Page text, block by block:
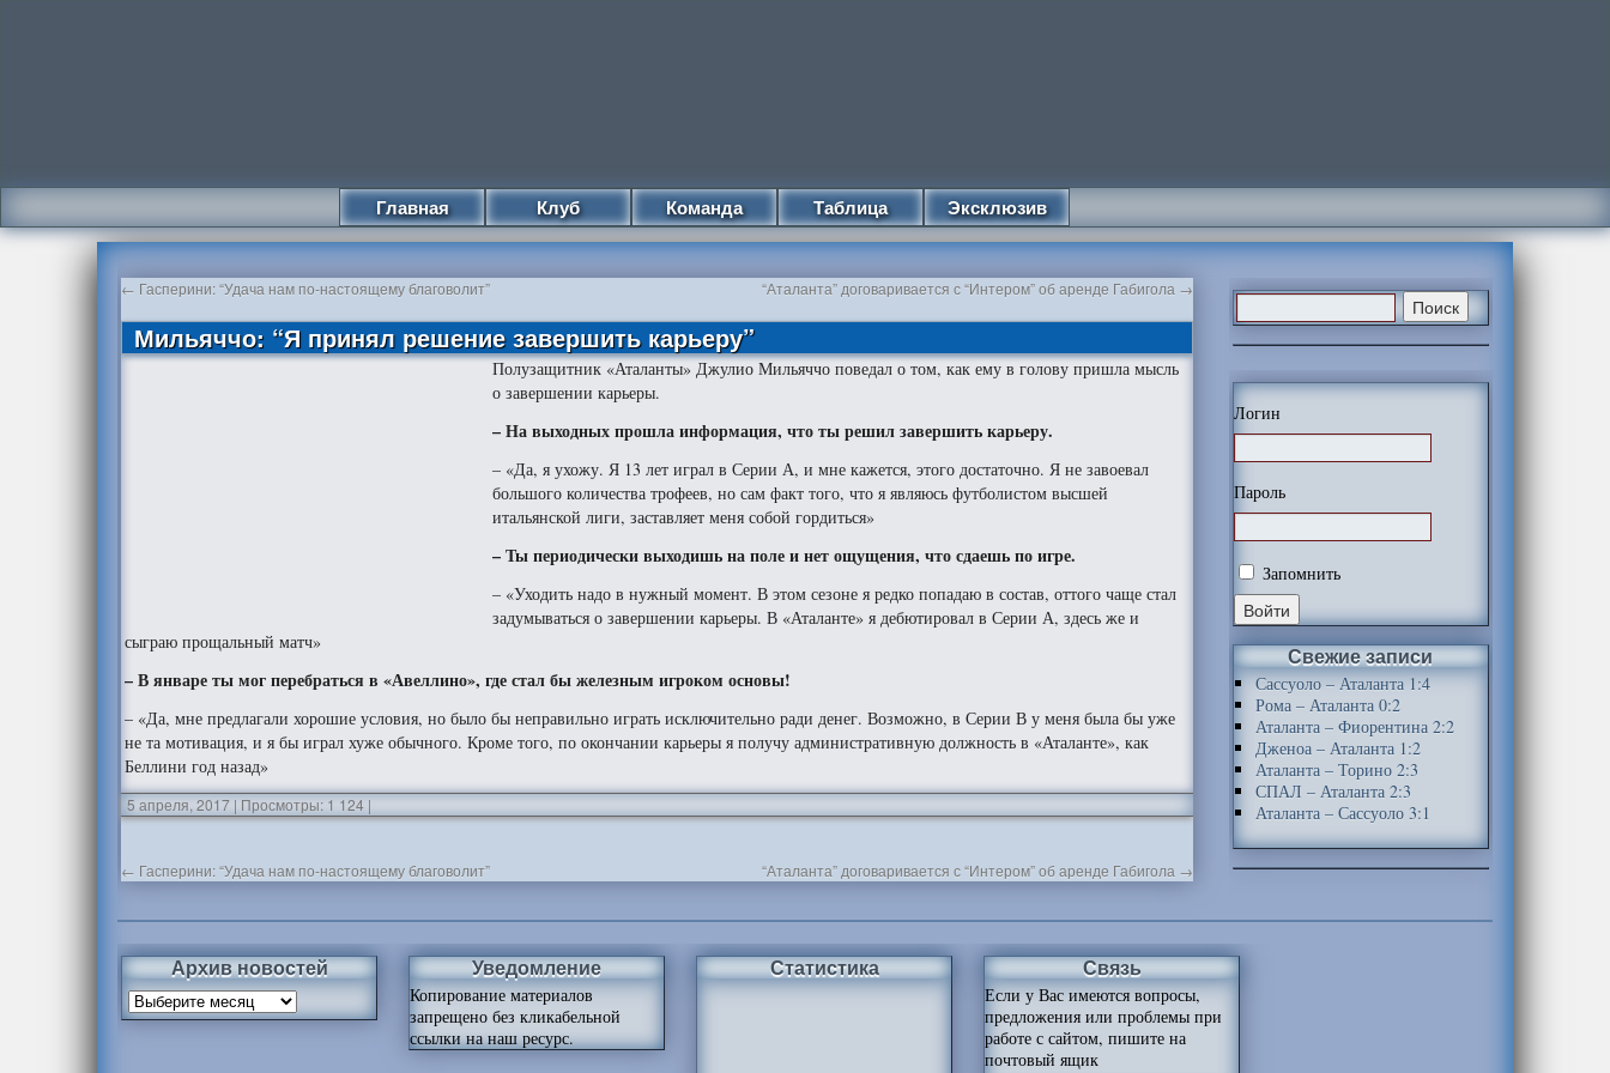
Главная Клуб Команда Таблица Эксклюзив
← Гасперини: “Удача нам по-настоящему благоволит” “Аталанта” договаривается с “Интером” об аренде Габигола →
Мильяччо: “Я принял решение завершить карьеру”
Полузащитник «Аталанты» Джулио Мильяччо поведал о том, как ему в голову пришла мысль
о завершении карьеры.
– На выходных прошла информация, что ты решил завершить карьеру.
– «Да, я ухожу. Я 13 лет играл в Серии А, и мне кажется, этого достаточно. Я не завоевал
большого количества трофеев, но сам факт того, что я являюсь футболистом высшей
итальянской лиги, заставляет меня собой гордиться»
– Ты периодически выходишь на поле и нет ощущения, что сдаешь по игре.
– «Уходить надо в нужный момент. В этом сезоне я редко попадаю в состав, оттого чаще стал
задумываться о завершении карьеры. В «Аталанте» я дебютировал в Серии А, здесь же и
сыграю прощальный матч»
– В январе ты мог перебраться в «Авеллино», где стал бы железным игроком основы!
– «Да, мне предлагали хорошие условия, но было бы неправильно играть исключительно ради денег. Возможно, в Серии В у меня была бы уже
не та мотивация, и я бы играл хуже обычного. Кроме того, по окончании карьеры я получу административную должность в «Аталанте», как
Беллини год назад»
5 апреля, 2017 | Просмотры: 1 124 |
← Гасперини: “Удача нам по-настоящему благоволит” “Аталанта” договаривается с “Интером” об аренде Габигола →
Логин
Пароль
Запомнить
Свежие записи
Сассуоло – Аталанта 1:4
Рома – Аталанта 0:2
Аталанта – Фиорентина 2:2
Дженоа – Аталанта 1:2
Аталанта – Торино 2:3
СПАЛ – Аталанта 2:3
Аталанта – Сассуоло 3:1
Архив новостей Уведомление
Копирование материалов
запрещено без кликабельной
ссылки на наш ресурс.
Статистика Связь
Если у Вас имеются вопросы,
предложения или проблемы при
работе с сайтом, пишите на
почтовый ящик